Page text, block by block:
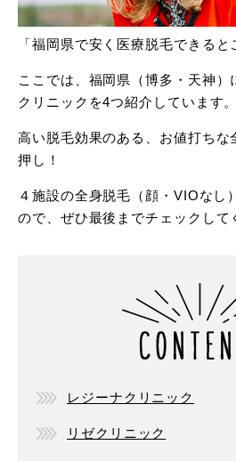
「福岡県で安く医療脱毛できると
ここでは、福岡県（博多・天神
クリニックを4つ紹介しています。
高い脱毛効果のある、お値打ちな
押し！
４施設の全身脱毛（顔・VIOなし
ので、ぜひ最後までチェックして
レジーナクリニック
リゼクリニック